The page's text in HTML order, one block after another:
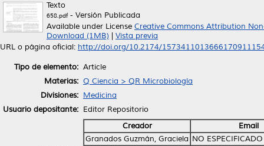
Texto
658.pdf- Versión Publicada
Available under License Creative Commons Attribution
Download (1MB)
Vista previa
URL o página oficial: http://doi.org/10.2174/
Tipo de elemento: Article
Materias: Q Ciencia > QR Microbiología
Divisiones: Medicina
Usuario depositante: Editor Repositorio
Creador
Email
Granados Guzmán, Graciela NO ESPECIFICADO